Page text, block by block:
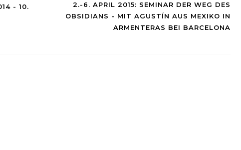
- 10.
2.-6. APRIL 2015: SEMINAR DER WEG DES
OBSIDIANS - MIT AGUSTÍN AUS MEXIKO IN
ARMENTERAS BEI BARCELONA